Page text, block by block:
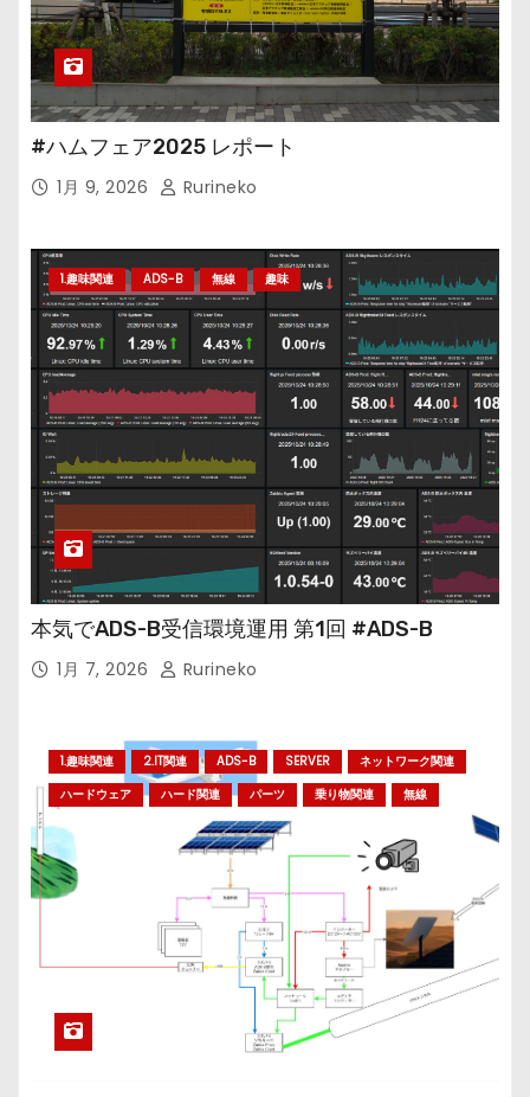
#ハムフェア2025 レポート
1月 9, 2026 Rurineko
1.趣味関連 ADS-B 無線 趣味
本気でADS-B受信環境運用 第1回 #ADS-B
1月 7, 2026 Rurineko
1.趣味関連 2.IT関連 ADS-B SERVER
ネットワーク関連
ハードウェア
ハード関連 パーツ 乗り物関連 無線